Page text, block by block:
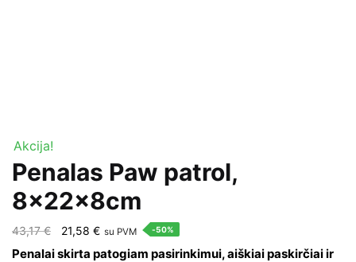
Akcija!
Penalas Paw patrol,
8x22x8cm
43,17€
Original
price
21,58 €Current
price
su PVM -50%
Penalai skirta patogiam pasirinkimui, aiškiai paskirčiai ir